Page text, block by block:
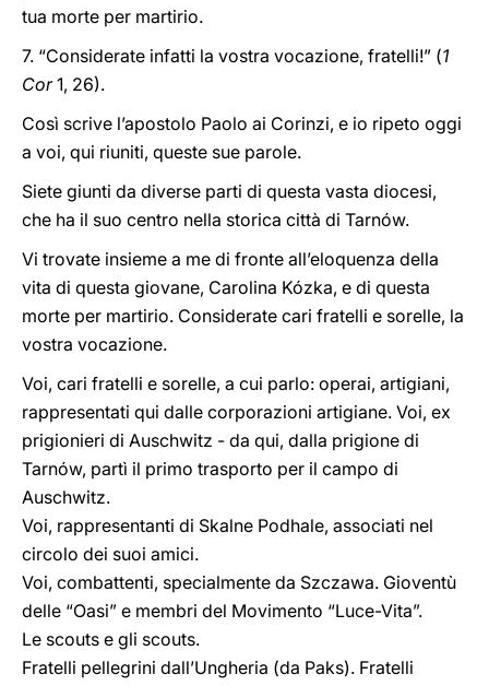
tua morte per martirio.
7. “Considerate infatti la vostra vocazione, fratelli!” (1
Cor1, 26).
Così scrive l’apostolo Paolo ai Corinzi, e io ripeto oggi
a voi, qui riuniti, queste sue parole.
Siete giunti da diverse parti di questa vasta diocesi,
che ha il suo centro nella storica città di Tarnów.
Vi trovate insieme a me di fronte all’eloquenza della
vita di questa giovane, Carolina Kózka, e di questa
morte per martirio. Considerate cari fratelli e sorelle, la
vostra vocazione.
Voi, cari fratelli e sorelle, a cui parlo: operai, artigiani,
rappresentati qui dalle corporazioni artigiane. Voi, ex
prigionieri di Auschwitz - da qui, dalla prigione di
Tarnów, partì il primo trasporto per il campo di
Auschwitz.
Voi, rappresentanti di Skalne Podhale, associati nel
circolo dei suoi amici.
Voi, combattenti, specialmente da Szczawa. Gioventù
delle “Oasi” e membri del Movimento “Luce-Vita”.
Le scouts e gli scouts.
Fratelli pellegrini dall’Ungheria (da Paks). Fratelli